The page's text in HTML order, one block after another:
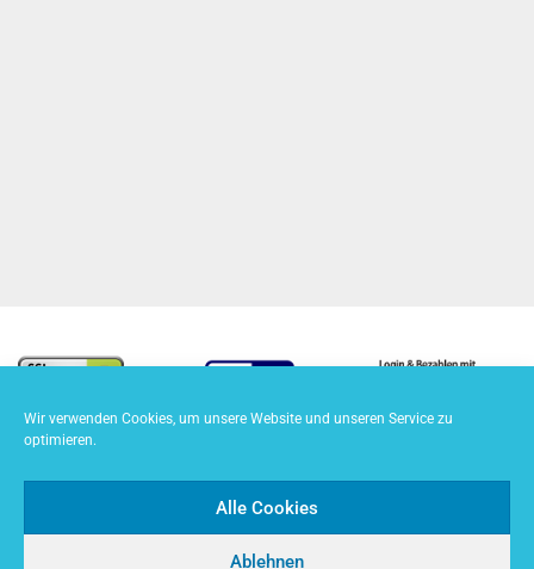
Wir verwenden Cookies, um unsere Website und unseren Service zu
optimieren.
Alle Cookies
Ablehnen